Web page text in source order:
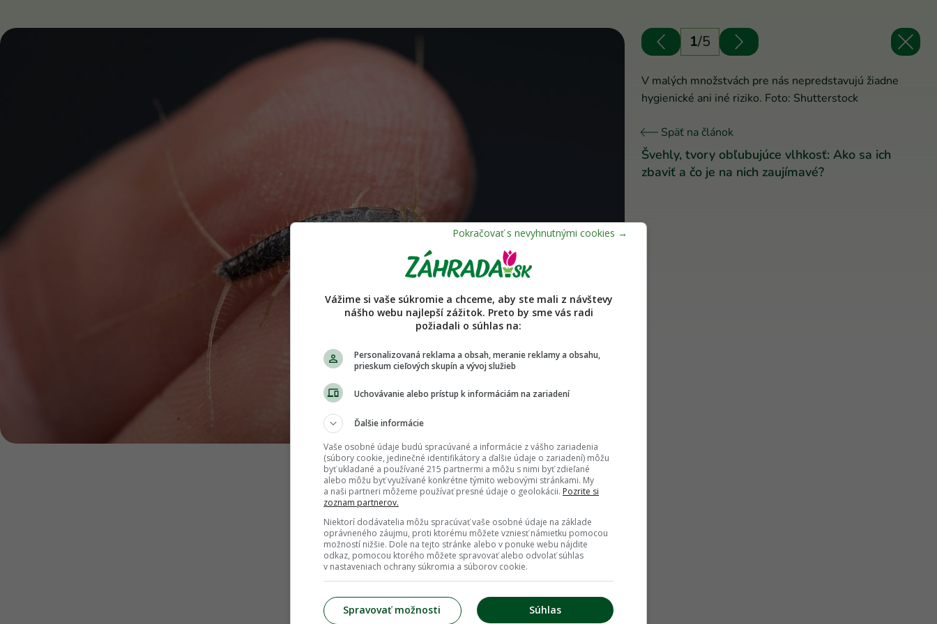
1/5
V malých množstvách pre nás nepredstavujú žiadne
hygienické ani iné riziko. Foto: Shutterstock
Späť na článok
Švehly, tvory obľubujúce vlhkosť: Ako sa ich
zbaviť a čo je na nich zaujímavé?
Vážime si vaše súkromie a chceme, aby ste mali z návštevy
nášho webu najlepší zážitok. Preto by sme vás radi
požiadali o súhlas na:
Personalizovaná reklama a obsah, meranie reklamy a obsahu,
prieskum cieľových skupín a vývoj služieb
Uchovávanie alebo prístup k informáciám na zariadení
Ďalšie informácie
Vaše osobné údaje budú spracúvané a informácie z vášho zariadenia
(súbory cookie, jedinečné identifikátory a ďalšie údaje o zariadení) môžu
byť ukladané a používané 215 partnermi a môžu s nimi byť zdieľané
alebo môžu byť využívané konkrétne týmito webovými stránkami. My
a naši partneri môžeme používať presné údaje o geolokácii. Pozrite si
zoznam partnerov.
Niektorí dodávatelia môžu spracúvať vaše osobné údaje na základe
oprávneného záujmu, proti ktorému môžete vzniesť námietku pomocou
možností nižšie. Dole na tejto stránke alebo v ponuke webu nájdite
odkaz, pomocou ktorého môžete spravovať alebo odvolať súhlas
v nastaveniach ochrany súkromia a súborov cookie.
Súhlas
Spravovať možnosti